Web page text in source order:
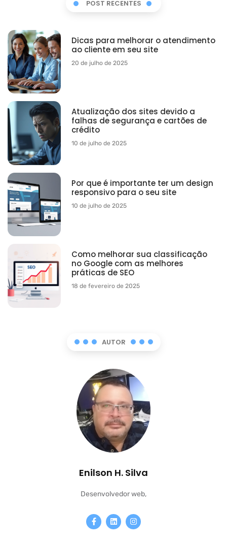
POST RECENTES
Dicas para melhorar o atendimento
ao cliente em seu site
20 de julho de 2025
Atualização dos sites devido a
falhas de segurança e cartões de
crédito
10 de julho de 2025
Por que é importante ter um design
responsivo para o seu site
10 de julho de 2025
Como melhorar sua classificação
no Google com as melhores
práticas de SEO
18 de fevereiro de 2025
AUTOR
Enilson H. Silva
Desenvolvedor web,